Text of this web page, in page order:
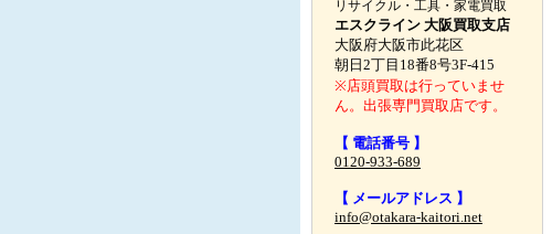
リサイクル・工具・家電買取
エスクライン 大阪買取支店
大阪府大阪市此花区
朝日2丁目18番8号3F-415
※店頭買取は行っていませ
ん。出張専門買取店です。
【 電話番号 】
0120-933-689
【 メールアドレス 】
info@otakara-kaitori.net